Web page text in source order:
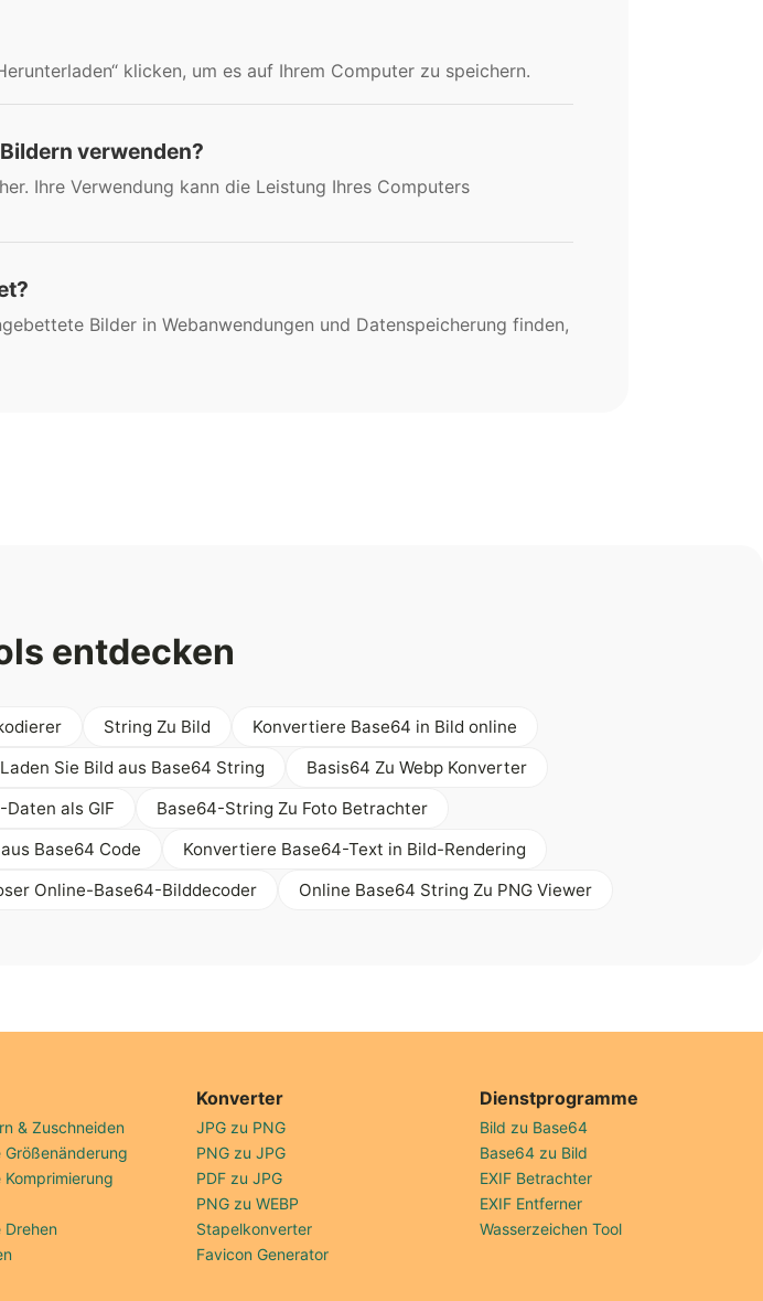
klicken, um es auf Ihrem Computer zu speichern.
verwenden?
Ihre Verwendung kann die Leistung Ihres Computers
Bilder in Webanwendungen und Datenspeicherung finden,
entdecken
String Zu Bild
Konvertiere Base64 in Bild online
Laden Sie Bild aus Base64 String
Basis64 Zu Webp Konverter
als GIF
Base64-String Zu Foto Betrachter
Base64 Code
Konvertiere Base64-Text in Bild-Rendering
Online-Base64-Bilddecoder Online Base64 String Zu PNG Viewer
& Zuschneiden
Größenänderung
Komprimierung
Drehen
Konverter
JPG zu PNG
PNG zu JPG
PDF zu JPG
PNG zu WEBP
Stapelkonverter
Favicon Generator
Dienstprogramme
Bild zu Base64
Base64 zu Bild
EXIF Betrachter
EXIF Entferner
Wasserzeichen Tool